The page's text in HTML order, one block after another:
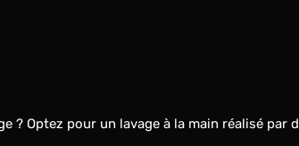
? Optez pour un lavage à la main réalisé par